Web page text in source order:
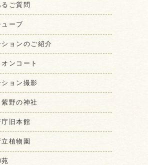
るご質問
ーブ
ションのご紹介
ンコート
ション撮影
野の神社
旧本館
植物園